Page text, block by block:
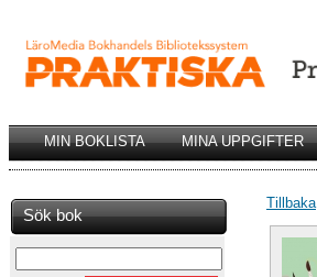
MIN BOKLISTA MINA UPPGIFTER
Sök bok
Tillbaka